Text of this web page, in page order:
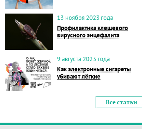
13 ноября 2023 года
Профилактика клещевого
вирусного энцефалита
9 августа 2023 года
Как электронные сигареты
убивают лёгкие
Все статьи